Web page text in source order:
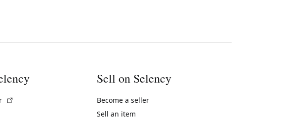
Sell on Selency
Become a seller
Sell an item